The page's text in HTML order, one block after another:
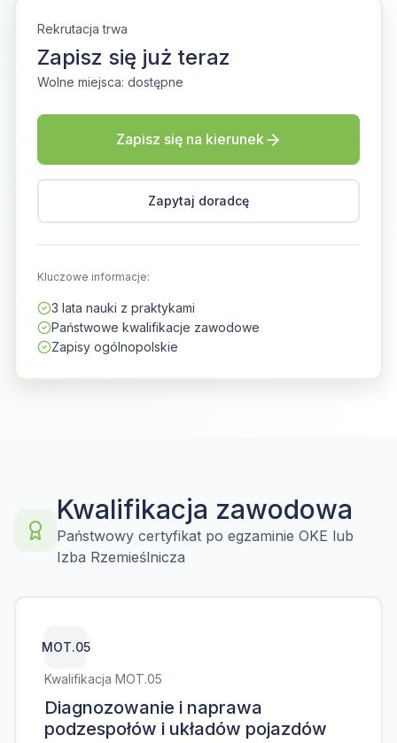
Rekrutacja trwa
Zapisz się już teraz
Wolne miejsca: dostępne
Zapisz się na kierunek
Zapytaj doradcę
Kluczowe informacje:
3 lata nauki z praktykami
Państwowe kwalifikacje zawodowe
Zapisy ogólnopolskie
Kwalifikacja zawodowa
Państwowy certyfikat po egzaminie OKE lub
Izba Rzemieślnicza
MOT.05
Kwalifikacja MOT.05
Diagnozowanie i naprawa
podzespołów i układów pojazdów